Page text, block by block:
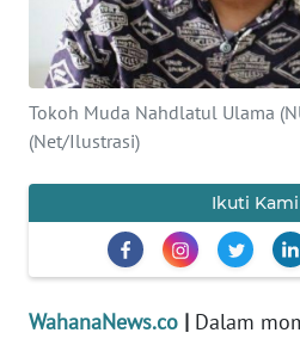
Tokoh Muda Nahdlatul Ulama
(Net/Ilustrasi)
Ikuti
WahanaNews.co | Dalam
SERBA-SERBI